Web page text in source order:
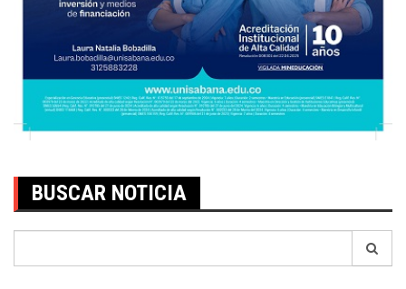
BUSCAR NOTICIA